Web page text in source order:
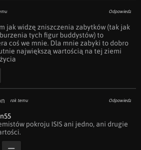
Odpowiedz
jak widzę zniszczenia zabytków (tak jak
tych figur buddystów) to
coś we mnie. Dla mnie zabyki to dobro
największą wartością na tej ziemi
rok temu Odpowiedz
pokroju ISIS ani jedno, ani drugie